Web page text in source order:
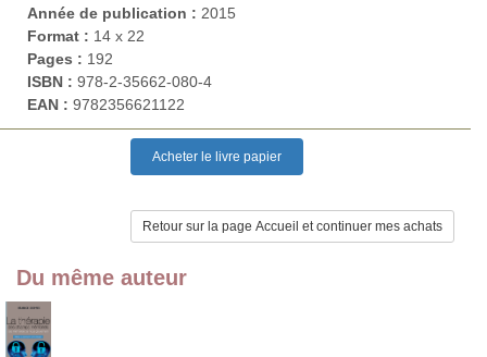
Année de publication : 2015
Format : 14 x 22
Pages : 192
ISBN : 978-2-35662-080-4
EAN : 9782356621122
Du même auteur